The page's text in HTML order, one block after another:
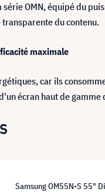
série OMN, équipé du
du contenu.
maximale
car ils
écran haut de
Samsung OM55N-S 55"